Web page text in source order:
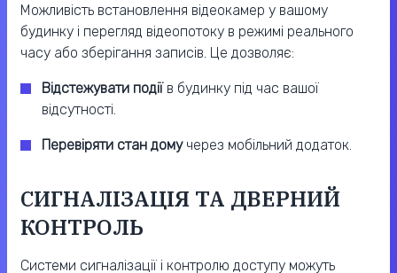
Можливість встановлення відеокамер у вашому
будинку і перегляд відеопотоку в режимі реального
часу або зберігання записів. Це дозволяє:
Відстежувати подіїв будинку під час вашої
відсутності.
Перевіряти стан домучерез мобільний додаток.
СИГНАЛІЗАЦІЯ ТА ДВЕРНИЙ
КОНТРОЛЬ
Системи сигналізації і контролю доступу можуть